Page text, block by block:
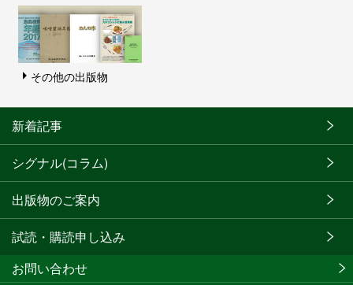
その他の出版物
新着記事
シグナル(コラム)
出版物のご案内
試読・購読申し込み
お問い合わせ